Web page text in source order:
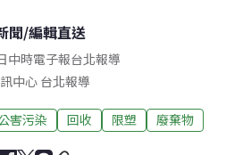
聞/編輯直送
中時電子報台北報導
中心 台北報導
害污染 回收 限塑 廢棄物